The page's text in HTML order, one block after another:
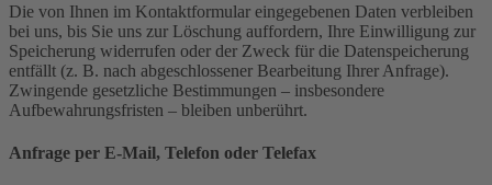
Die von Ihnen im Kontaktformular eingegebenen Daten verbleiben
bei uns, bis Sie uns zur Löschung auffordern, Ihre Einwilligung zur
Speicherung widerrufen oder der Zweck für die Datenspeicherung
entfällt (z. B. nach abgeschlossener Bearbeitung Ihrer Anfrage).
Zwingende gesetzliche Bestimmungen – insbesondere
Aufbewahrungsfristen – bleiben unberührt.
Anfrage per E-Mail, Telefon oder Telefax